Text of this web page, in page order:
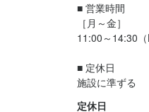
■ 営業時間
［月～金］
11:00～14:30
■ 定休日
施設に準ずる
定休日